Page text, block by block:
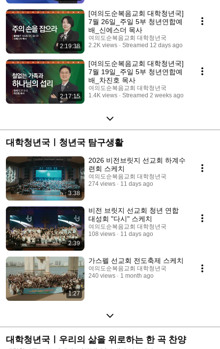
2:19:38
[여의도순복음교회 대학청년국]
7월 26일_주일 5부 청년연합예
배_신에스더 목사
여의도순복음교회 대학청년국
2.2K views
Streamed 12 days ago
2:17:15
[여의도순복음교회 대학청년국]
7월 19일_주일 5부 청년연합예
배_차진호 목사
여의도순복음교회 대학청년국
1.4K views
Streamed 2 weeks ago
대학청년국ㅣ청년국 탐구생활
3:38
2026 비전브릿지 선교회 하계수
련회 스케치
여의도순복음교회 대학청년국
274 views
11 days ago
2:39
비전 브릿지 선교회 청년 연합
대성회 "다시" 스케치
여의도순복음교회 대학청년국
108 views
11 days ago
1:27
가스펠 선교회 전도축제 스케치
여의도순복음교회 대학청년국
240 views
1 month ago
대학청년국ㅣ우리의 삶을 위로하는 한 곡 찬양